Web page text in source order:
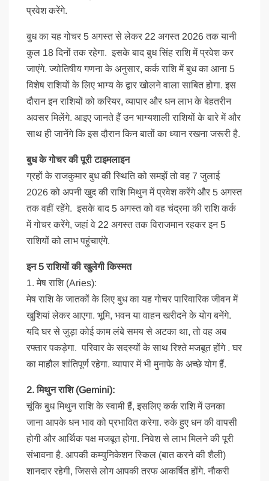
प्रवेश करेंगे.
बुध का यह गोचर 5 अगस्त से लेकर 22 अगस्त 2026 तक यानी
कुल 18 दिनों तक रहेगा. इसके बाद बुध सिंह राशि में प्रवेश कर
जाएंगे. ज्योतिषीय गणना के अनुसार, कर्क राशि में बुध का आना 5
विशेष राशियों के लिए भाग्य के द्वार खोलने वाला साबित होगा. इस
दौरान इन राशियों को करियर, व्यापार और धन लाभ के बेहतरीन
अवसर मिलेंगे. आइए जानते हैं उन भाग्यशाली राशियों के बारे में और
साथ ही जानेंगे कि इस दौरान किन बातों का ध्यान रखना जरूरी है.
बुध के गोचर की पूरी टाइमलाइन
ग्रहों के राजकुमार बुध की स्थिति को समझें तो वह 7 जुलाई
2026 को अपनी खुद की राशि मिथुन में प्रवेश करेंगे और 5 अगस्त
तक वहीं रहेंगे. इसके बाद 5 अगस्त को वह चंद्रमा की राशि कर्क
में गोचर करेंगे, जहां वे 22 अगस्त तक विराजमान रहकर इन 5
राशियों को लाभ पहुंचाएंगे.
इन 5 राशियों की खुलेगी किस्मत
1. मेष राशि (Aries):
मेष राशि के जातकों के लिए बुध का यह गोचर पारिवारिक जीवन में
खुशियां लेकर आएगा. भूमि, भवन या वाहन खरीदने के योग बनेंगे.
यदि घर से जुड़ा कोई काम लंबे समय से अटका था, तो वह अब
रफ्तार पकड़ेगा. परिवार के सदस्यों के साथ रिश्ते मजबूत होंगे . घर
का माहौल शांतिपूर्ण रहेगा. व्यापार में भी मुनाफे के अच्छे योग हैं.
2. मिथुन राशि (Gemini):
चूंकि बुध मिथुन राशि के स्वामी हैं, इसलिए कर्क राशि में उनका
जाना आपके धन भाव को प्रभावित करेगा. रुके हुए धन की वापसी
होगी और आर्थिक पक्ष मजबूत होगा. निवेश से लाभ मिलने की पूरी
संभावना है. आपकी कम्युनिकेशन स्किल (बात करने की शैली)
शानदार रहेगी, जिससे लोग आपकी तरफ आकर्षित होंगे. नौकरी